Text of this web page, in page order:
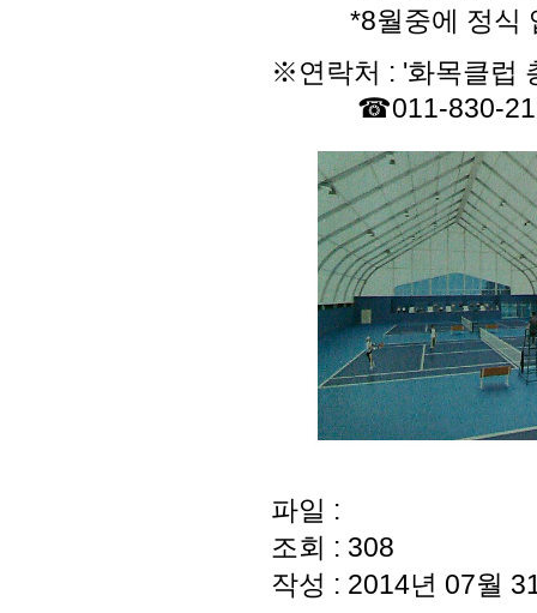
*8월중에 정식 입
※연락처 : '화목클럽
☎011-830-
파일 :
조회 : 308
작성 : 2014년 07월